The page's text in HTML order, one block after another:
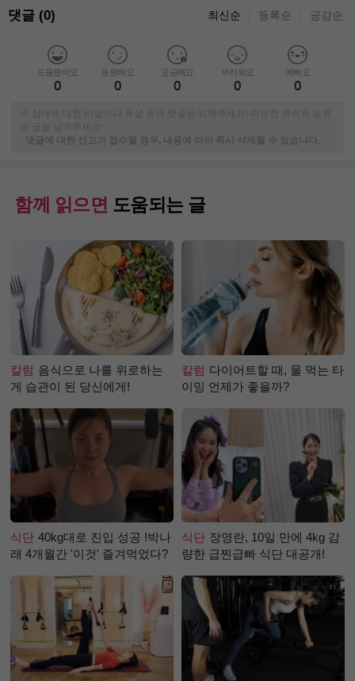
댓글 (0) 최신순 등록순 공감순
도움됐어요
0
응원해요
0
궁금해요
0
부러워요
0
예뻐요
0
※ 상대에 대한 비방이나 욕설 등의 댓글은 피해주세요! 따뜻한 격려와 응원
-
댓글에 대한 신고가 접수될 경우, 내용에 따라 즉시 삭제될 수 있습니다.
함께 읽으면 도움되는 글
칼럼 음식으로 나를 위로하는
게 습관이 된 당신에게!
칼럼 다이어트할 때, 물 먹는 타
이밍 언제가 좋을까?
식단 40kg대로 진입 성공 !박나
래 4개월간 '이것' 즐겨먹었다?
식단 장영란, 10일 만에 4kg 감
량한 급찐급빠 식단 대공개!